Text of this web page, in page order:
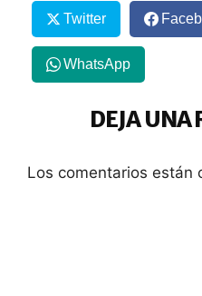
Twitter
WhatsApp
DEJA UNA
Los comentarios están